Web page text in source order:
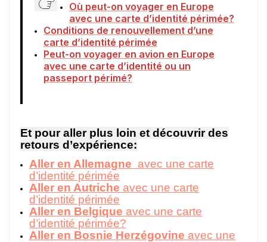
Où peut-on voyager en Europe
avec une carte d’identité périmée?
Conditions de renouvellement d’une
carte d’identité périmée
Peut-on voyager en avion en Europe
avec une carte d’identité ou un
passeport périmé?
Et pour aller plus loin et découvrir des
retours d’expérience:
Aller en Allemagne avec une carte
d’identité périmée
Aller en Autriche avec une carte
d’identité périmée
Aller en Belgique avec une carte
d’identité périmée?
Aller en Bosnie Herzégovine avec une